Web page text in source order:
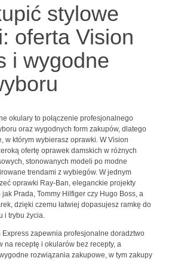
stylowe
oferta Vision
i wygodne
okulary to połączenie profesjonalnego
oraz wygodnych form zakupów, dlatego
w którym wybierasz oprawki. W Vision
ofertę oprawek damskich w różnych
stonowanych modeli po modne
trendami z wybiegów. W jednym
oprawki Ray-Ban, eleganckie projekty
Prada, Tommy Hilfiger czy Hugo Boss, a
dzięki czemu łatwiej dopasujesz ramkę do
i trybu życia.
zapewnia profesjonalne doradztwo
na receptę i okularów bez recepty, a
rozwiązania zakupowe, w tym zakupy